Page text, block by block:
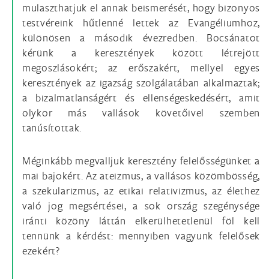
mulaszthatjuk el annak beismerését, hogy bizonyos
testvéreink hűtlenné lettek az Evangéliumhoz,
különösen a második évezredben. Bocsánatot
kérünk a keresztények között létrejött
megoszlásokért; az erőszakért, mellyel egyes
keresztények az igazság szolgálatában alkalmaztak;
a bizalmatlanságért és ellenségeskedésért, amit
olykor más vallások követőivel szemben
tanúsítottak.
Méginkább megvalljuk keresztény felelősségünket a
mai bajokért. Az ateizmus, a vallásos közömbösség,
a szekularizmus, az etikai relativizmus, az élethez
való jog megsértései, a sok ország szegénysége
iránti közöny láttán elkerülhetetlenül föl kell
tennünk a kérdést: mennyiben vagyunk felelősek
ezekért?